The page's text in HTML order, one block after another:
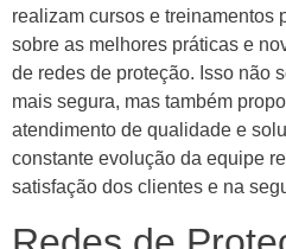
realizam cursos e treinamentos
sobre as melhores práticas e
de redes de proteção. Isso não
mais segura, mas também
atendimento de qualidade e
constante evolução da equipe
satisfação dos clientes e na